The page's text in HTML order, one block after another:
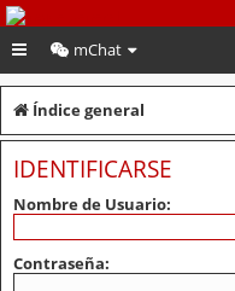
PeruVoley.com
mChat
Índice general
IDENTIFICARSE
Nombre de Usuario:
Contraseña: